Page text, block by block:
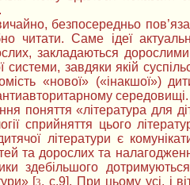
безпосередньо
читати. Саме ідеї
закладаються
системи, завдяки якій
«нової» («інакшої»)
середовищі.
поняття «література для
сприйняття цього
літератури є
та дорослих та
здебільшого
[3, с.9]. При цьому усі, і